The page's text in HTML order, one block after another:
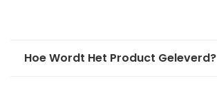
Hoe Wordt Het Product Geleverd?